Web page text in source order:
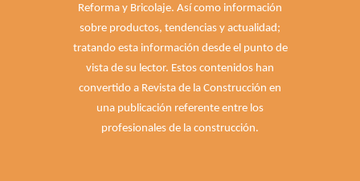
Reforma y Bricolaje. Así como información
sobre productos, tendencias y actualidad;
tratando esta información desde el punto de
vista de su lector. Estos contenidos han
convertido a Revista de la Construcción en
una publicación referente entre los
profesionales de la construcción.